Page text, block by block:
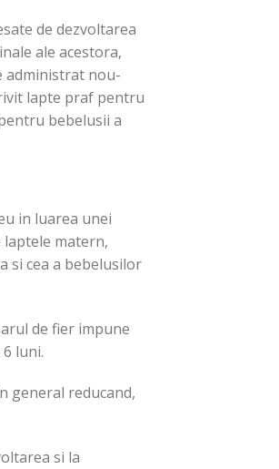
de dezvoltarea
ale acestora,
administrat nou-
lapte praf pentru
bebelusii a
in luarea unei
laptele matern,
si cea a bebelusilor
de fier impune
luni.
general reducand,
si la